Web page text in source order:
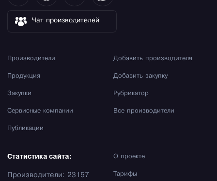
Чат производителей
Производители
Продукция
Закупки
Сервисные компании
Публикации
Добавить производителя
Добавить закупку
Рубрикатор
Все производители
О проекте
Тарифы
Статистика сайта:
Производители: 23157